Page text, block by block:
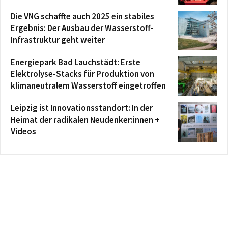
Die VNG schaffte auch 2025 ein stabiles
Ergebnis: Der Ausbau der Wasserstoff-
Infrastruktur geht weiter
Energiepark Bad Lauchstädt: Erste
Elektrolyse-Stacks für Produktion von
klimaneutralem Wasserstoff eingetroffen
Leipzig ist Innovationsstandort: In der
Heimat der radikalen Neudenker:innen +
Videos